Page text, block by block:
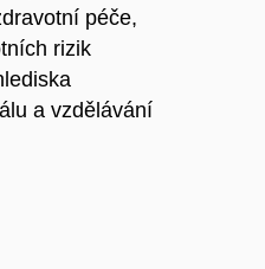
péče,
rizik
a vzdělávání